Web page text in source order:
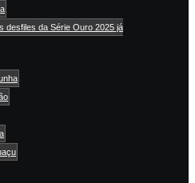
desfiles da Série Ouro 2025 já